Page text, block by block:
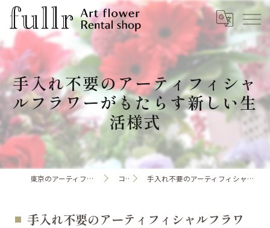
手入れ不要のアーティフィシャ
ルフラワーがもたらす新しい生
活様式
東京のアーティフィシャルフラワーならfullr コラム 手入れ不要のアーティフィシャルフラワーがもたらす新しい生活様式
手入れ不要のアーティフィシャルフラワ